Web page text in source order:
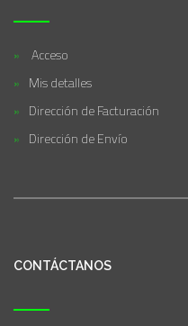
Acceso
Mis detalles
Dirección de Facturación
Dirección de Envío
CONTÁCTANOS